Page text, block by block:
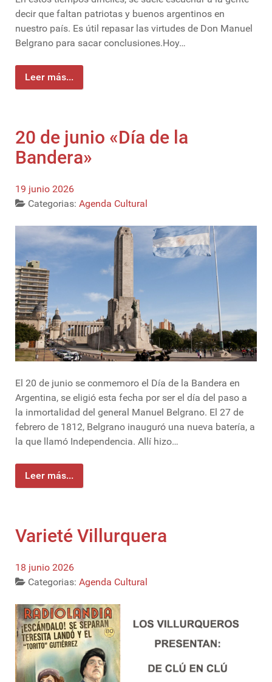
decir que faltan patriotas y buenos argentinos en
nuestro país. Es útil repasar las virtudes de Don Manuel
Belgrano para sacar conclusiones.Hoy…
Leer más...
20 de junio «Día de la
Bandera»
19 junio 2026
Categorias: Agenda Cultural
El 20 de junio se conmemoro el Día de la Bandera en
Argentina, se eligió esta fecha por ser el día del paso a
la inmortalidad del general Manuel Belgrano. El 27 de
febrero de 1812, Belgrano inauguró una nueva batería, a
la que llamó Independencia. Allí hizo…
Leer más...
Varieté Villurquera
18 junio 2026
Categorias: Agenda Cultural